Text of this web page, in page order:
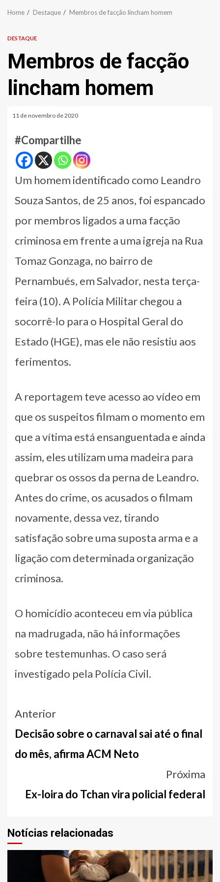
Home Destaque Membros de facção lincham homem
DESTAQUE
Membros de facção
lincham homem
11 de novembro de 2020
#Compartilhe
Um homem identificado como Leandro
Souza Santos, de 25 anos, foi espancado
por membros ligados a uma facção
criminosa em frente a uma igreja na Rua
Tomaz Gonzaga, no bairro de
Pernambués, em Salvador, nesta terça-
feira (10). A Polícia Militar chegou a
socorrê-lo para o Hospital Geral do
Estado (HGE), mas ele não resistiu aos
ferimentos.
A reportagem teve acesso ao vídeo em
que os suspeitos filmam o momento em
que a vítima está ensanguentada e ainda
assim, eles utilizam uma madeira para
quebrar os ossos da perna de Leandro.
Antes do crime, os acusados o filmam
novamente, dessa vez, tirando
satisfação sobre uma suposta arma e a
ligação com determinada organização
criminosa.
O homicídio aconteceu em via pública
na madrugada, não há informações
sobre testemunhas. O caso será
investigado pela Polícia Civil.
Navegação
entre
notícias
Anterior
Decisão sobre o carnaval sai até o final
do mês, afirma ACM Neto
Próxima
Ex-loira do Tchan vira policial federal
Notícias relacionadas